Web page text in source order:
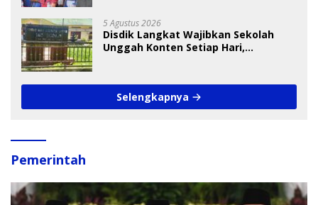
5 Agustus 2026
Disdik Langkat Wajibkan Sekolah
Unggah Konten Setiap Hari,
Selengkapnya
Pemerintah